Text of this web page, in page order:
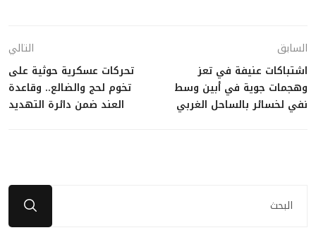
السابق
اشتباكات عنيفة في تعز
وهجمات جوية في أبين وسط
نفي لخسائر بالساحل الغربي
التالي
تحركات عسكرية حوثية على
تخوم لحج والضالع.. وقاعدة
العند ضمن دائرة التهديد